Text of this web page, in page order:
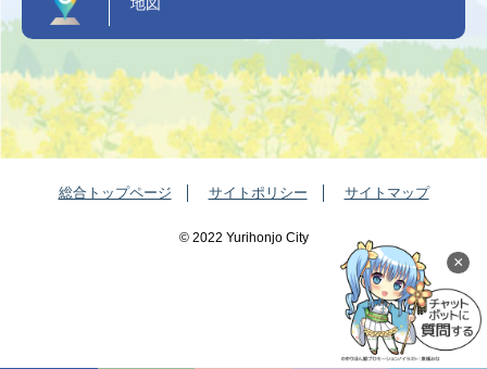
×
地図
総合トップページ サイトポリシー サイトマップ
©️ 2022 Yurihonjo City